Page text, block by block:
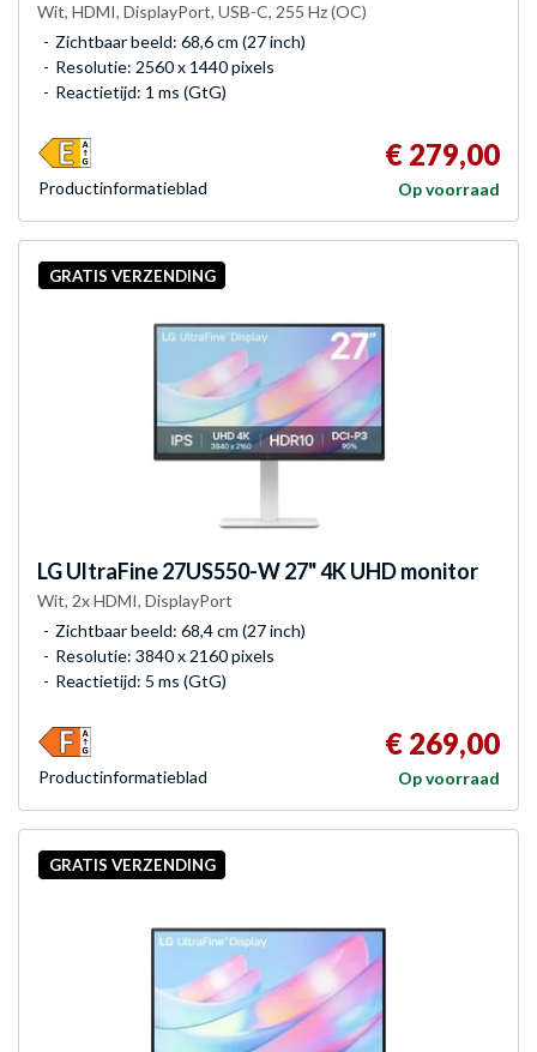
Wit, HDMI, DisplayPort, USB-C, 255 Hz (OC)
Zichtbaar beeld: 68,6 cm (27 inch)
Resolutie: 2560 x 1440 pixels
Reactietijd: 1 ms (GtG)
€ 279,00
Op voorraad
Product­informatieblad
GRATIS VERZENDING
LGUltraFine 27US550-W 27" 4K UHD monitor
Wit, 2x HDMI, DisplayPort
Zichtbaar beeld: 68,4 cm (27 inch)
Resolutie: 3840 x 2160 pixels
Reactietijd: 5 ms (GtG)
€ 269,00
Op voorraad
Product­informatieblad
GRATIS VERZENDING